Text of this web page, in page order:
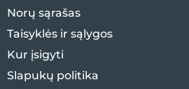
Norų sąrašas
Taisyklės ir sąlygos
Kur įsigyti
Slapukų politika